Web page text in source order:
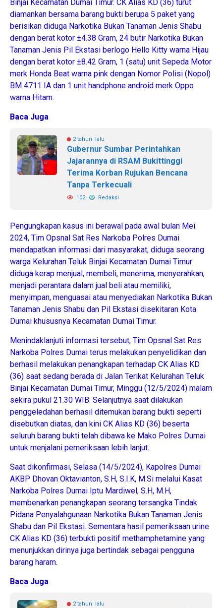
Binjai Kecamatan Dumai Timur. CK Alias KD (36) turut
diamankan bersama barang bukti berupa 5 paket yang
berisikan diduga Narkotika Bukan Tanaman Jenis Shabu
dengan berat kotor ±4.38 Gram, 24 butir Narkotika Bukan
Tanaman Jenis Pil Ekstasi berlogo Hello Kitty warna Hijau
dengan berat kotor ±8.42 Gram, 1 (satu) unit Sepeda Motor
merk Honda Beat warna pink dengan Nomor Polisi (Nopol)
BM 4711 IA dan 1 unit handphone android merk Oppo
warna Hitam.
Baca Juga
2 tahun lalu
Gubernur Sumbar Perintahkan
Jajarannya di RSAM Bukittinggi
Terima Korban Rujukan Bencana
Tanpa Terkecuali
102 Redaksi
Pengungkapan kasus ini berawal pada awal bulan Mei
2024, Tim Opsnal Sat Res Narkoba Polres Dumai
mendapatkan informasi dari masyarakat, diduga seorang
warga Kelurahan Teluk Binjai Kecamatan Dumai Timur
diduga kerap menjual, membeli, menerima, menyerahkan,
menjadi perantara dalam jual beli atau memiliki,
menyimpan, menguasai atau menyediakan Narkotika Bukan
Tanaman Jenis Shabu dan Pil Ekstasi disekitaran Kota
Dumai khususnya Kecamatan Dumai Timur.
Menindaklanjuti informasi tersebut, Tim Opsnal Sat Res
Narkoba Polres Dumai terus melakukan penyelidikan dan
berhasil melakukan penangkapan terhadap CK Alias KD
(36) saat sedang berada di Jalan Terikat Kelurahan Teluk
Binjai Kecamatan Dumai Timur, Minggu (12/5/2024) malam
sekira pukul 21.30 WIB. Selanjutnya saat dilakukan
penggeledahan berhasil ditemukan barang bukti seperti
disebutkan diatas, dan kini CK Alias KD (36) beserta
seluruh barang bukti telah dibawa ke Mako Polres Dumai
untuk menjalani pemeriksaan lebih lanjut.
Saat dikonfirmasi, Selasa (14/5/2024), Kapolres Dumai
AKBP Dhovan Oktavianton, S.H, S.I.K, M.Si melalui Kasat
Narkoba Polres Dumai Iptu Mardiwel, S.H, M.H,
membenarkan penangkapan seorang tersangka Tindak
Pidana Penyalahgunaan Narkotika Bukan Tanaman Jenis
Shabu dan Pil Ekstasi. Sementara hasil pemeriksaan urine
CK Alias KD (36) terbukti positif methamphetamine yang
menunjukkan dirinya juga bertindak sebagai pengguna
barang haram.
Baca Juga
2 tahun lalu